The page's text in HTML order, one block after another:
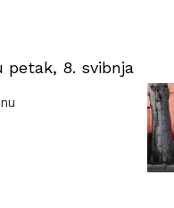
petak, 8. svibnja